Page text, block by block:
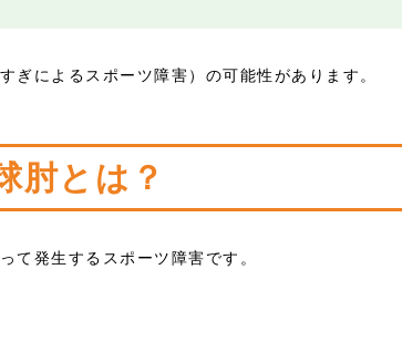
ぎによるスポーツ障害）の可能性があります。
肘とは？
て発生するスポーツ障害です。